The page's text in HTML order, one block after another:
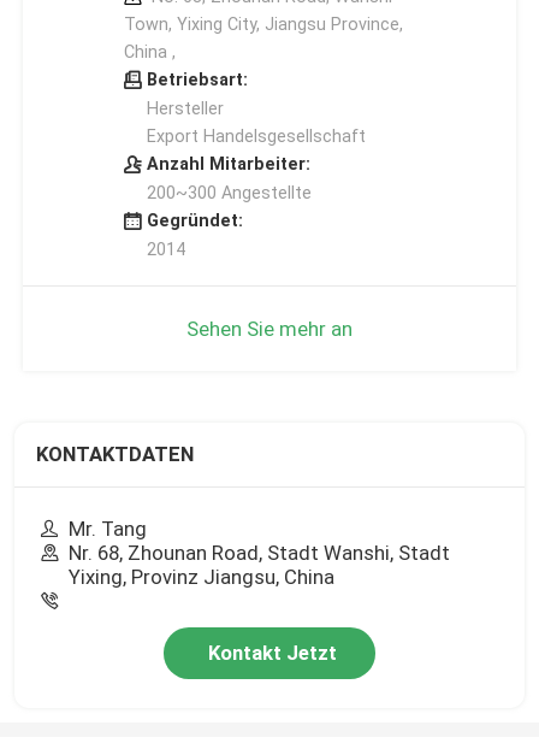
Town, Yixing City, Jiangsu Province,
China ,
Betriebsart:
Hersteller
Export Handelsgesellschaft
Anzahl Mitarbeiter:
200~300 Angestellte
Gegründet:
2014
Sehen Sie mehr an
KONTAKTDATEN
Mr. Tang
Nr. 68, Zhounan Road, Stadt Wanshi, Stadt
Yixing, Provinz Jiangsu, China
Kontakt Jetzt